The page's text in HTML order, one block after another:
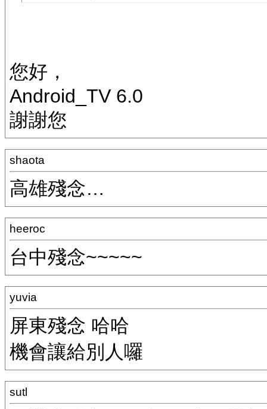
您好，
Android_TV 6.0
謝謝您
shaota
高雄殘念…
heeroc
台中殘念~~~~~
yuvia
屏東殘念 哈哈
機會讓給別人囉
sutl